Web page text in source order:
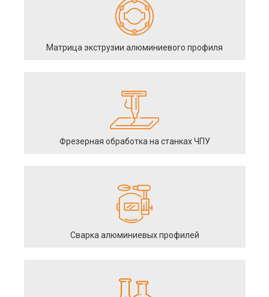
Матрица экструзии алюминиевого профиля
Фрезерная обработка на станках ЧПУ
Сварка алюминиевых профилей